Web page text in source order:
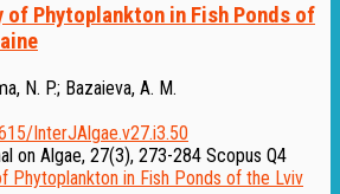
of Phytoplankton in Fish Ponds of
N. P.; Bazaieva, A. M.
InterJAlgae.v27.i3.50
on Algae, 27(3), 273-284 Scopus Q4